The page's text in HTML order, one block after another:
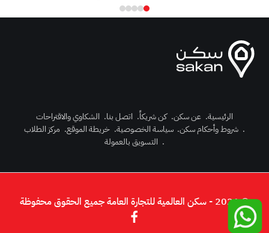
الرئيسية. عن سكن. كن شريكاً. اتصل بنا. الشكاوي والاقتراحات
. شروط وأحكام سكن. سياسة الخصوصية. خريطة الموقع. مركز الطلاب
. التسويق بالعمولة
© 2026 - سكن العالمية للتجارة العامة جميع الحقوق محفوظة